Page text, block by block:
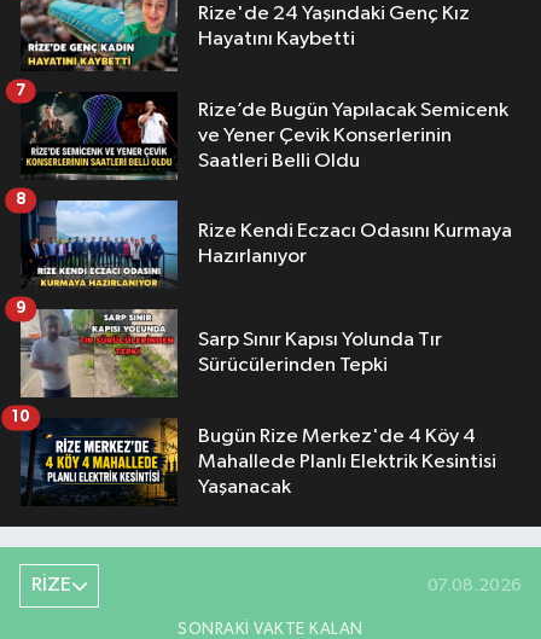
Rize'de 24 Yaşındaki Genç Kız
Hayatını Kaybetti
Rize’de Bugün Yapılacak Semicenk
ve Yener Çevik Konserlerinin
Saatleri Belli Oldu
7
Rize Kendi Eczacı Odasını Kurmaya
Hazırlanıyor
8
Sarp Sınır Kapısı Yolunda Tır
Sürücülerinden Tepki
9
Bugün Rize Merkez'de 4 Köy 4
Mahallede Planlı Elektrik Kesintisi
Yaşanacak
10
RİZE 07.08.2026
SONRAKI VAKTE KALAN